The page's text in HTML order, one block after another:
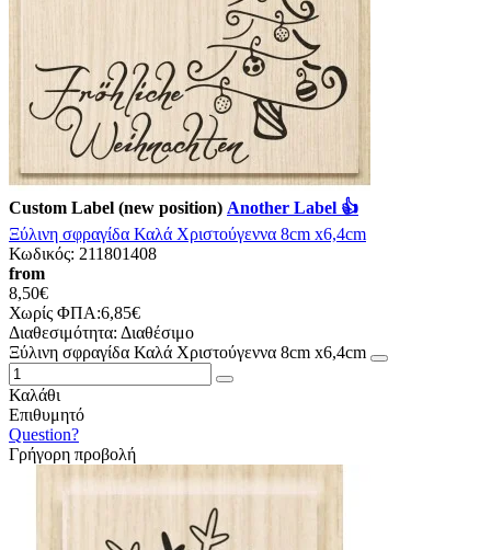
Custom Label (new position) Another Label 👍
Ξύλινη σφραγίδα Καλά Χριστούγεννα 8cm x6,4cm
Κωδικός: 211801408
from
8,50€
Χωρίς ΦΠΑ:6,85€
Διαθεσιμότητα: Διαθέσιμο
Ξύλινη σφραγίδα Καλά Χριστούγεννα 8cm x6,4cm
Καλάθι
Επιθυμητό
Question?
Γρήγορη προβολή